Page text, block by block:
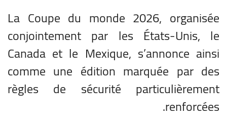
La Coupe du monde 2026, organisée
conjointement par les États-Unis, le
Canada et le Mexique, s’annonce ainsi
comme une édition marquée par des
règles de sécurité particulièrement
renforcées.